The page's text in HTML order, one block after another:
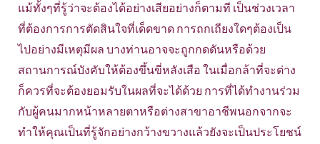
แม้ทั้งๆที่รู้ว่าจะต้องได้อย่างเสียอย่างก็ตามที เป็นช่วงเวลา
ที่ต้องการการตัดสินใจที่เด็ดขาด การถกเถียงใดๆต้องเป็น
ไปอย่างมีเหตุมีผล บางท่านอาจจะถูกกดดันหรือด้วย
สถานการณ์บังคับให้ต้องขึ้นขี่หลังเสือ ในเมื่อกล้าที่จะต่าง
ก็ควรที่จะต้องยอมรับในผลที่จะได้ด้วย การที่ได้ทำงานร่วม
กับผู้คนมากหน้าหลายตาหรือต่างสาขาอาชีพนอกจากจะ
ทำให้คุณเป็นที่รู้จักอย่างกว้างขวางแล้วยังจะเป็นประโยชน์